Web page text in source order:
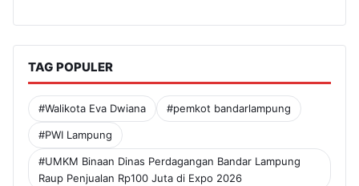
TAG POPULER
#Walikota Eva Dwiana #pemkot bandarlampung
#PWI Lampung
#UMKM Binaan Dinas Perdagangan Bandar Lampung
Raup Penjualan Rp100 Juta di Expo 2026